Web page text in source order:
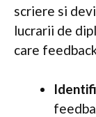
scriere si
lucrarii de
care